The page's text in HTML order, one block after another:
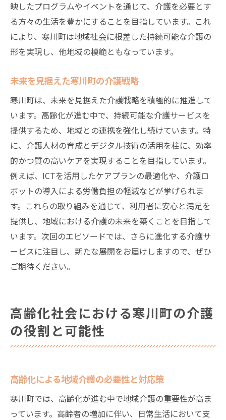
映したプログラムやイベントを通じて、介護を必要とす
る方々の生活を豊かにすることを目指しています。これ
により、寒川町は地域社会に根差した持続可能な介護の
形を実現し、他地域の模範ともなっています。
未来を見据えた寒川町の介護戦略
寒川町は、未来を見据えた介護戦略を積極的に推進して
います。高齢化が進む中で、持続可能な介護サービスを
提供するため、地域との連携を強化し続けています。特
に、介護人材の育成とデジタル技術の活用を柱に、効率
的かつ質の高いケアを実現することを目指しています。
例えば、ICTを活用したケアプランの最適化や、介護ロ
ボットの導入による労働負担の軽減などが挙げられま
す。これらの取り組みを通じて、利用者に安心と満足を
提供し、地域における介護の未来を築くことを目指して
います。次回のエピソードでは、さらに進化する介護サ
ービスに注目し、新たな展開をお届けしますので、ぜひ
ご期待ください。
高齢化社会における寒川町の介護
の役割と可能性
高齢化による地域介護の必要性と対応策
寒川町では、高齢化が進む中で地域介護の重要性が高ま
っています。高齢者の増加に伴い、日常生活において支